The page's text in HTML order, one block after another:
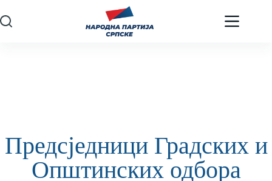
Предсједници Градских и
Општинских одбора